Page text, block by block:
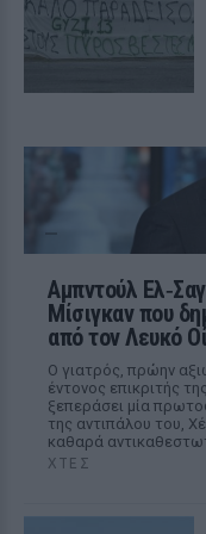
Αμπντούλ
Μίσιγκαν που
από τον Λευκό
Ο γιατρός, πρώην
έντονος επικριτής
ξεπεράσει μία
της αντιπάλου του,
καθαρά
ΧΤΕΣ